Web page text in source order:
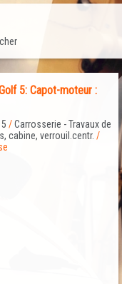
5: Capot-moteur :
/Carrosserie - Travaux de
cabine, verrouil.centr. /